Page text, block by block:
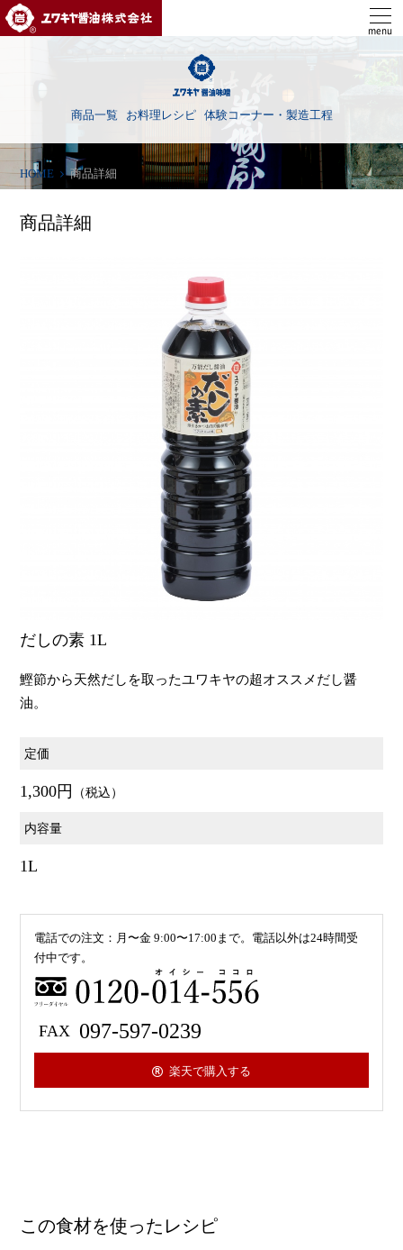
menu
商品一覧 お料理レシピ 体験コーナー・製造工程
HOME 商品詳細
商品詳細
だしの素 1L
鰹節から天然だしを取ったユワキヤの超オススメだし醤
油。
定価
1,300円 （税込）
内容量
1L
電話での注文：月〜金 9:00〜17:00まで。電話以外は24時間受
付中です。
097-597-0239
楽天で購入する
この食材を使ったレシピ